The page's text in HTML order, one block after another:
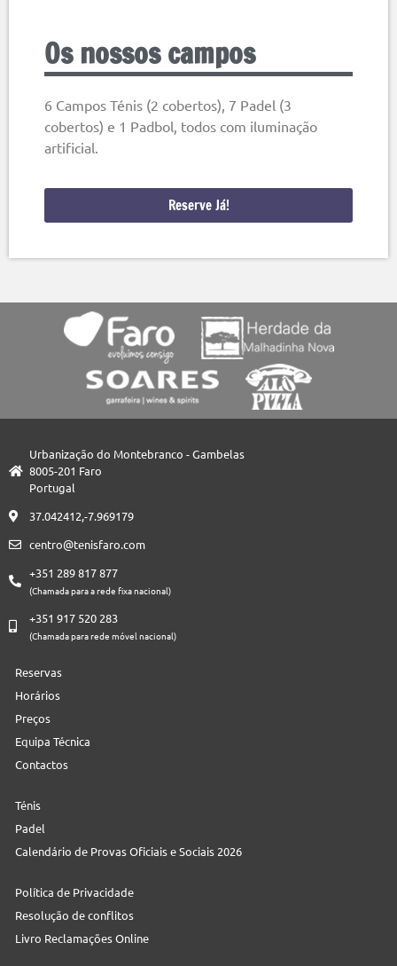
Os nossos campos
6 Campos Ténis (2 cobertos), 7 Padel (3
cobertos) e 1 Padbol, todos com iluminação
artificial.
Reserve Já!
Urbanização do Montebranco - Gambelas
8005-201 Faro
Portugal
37.042412,-7.969179
centro@tenisfaro.com
+351 289 817 877
(Chamada para a rede fixa nacional)
+351 917 520 283
(Chamada para rede móvel nacional)
Reservas
Horários
Preços
Equipa Técnica
Contactos
Ténis
Padel
Calendário de Provas Oficiais e Sociais 2026
Política de Privacidade
Resolução de conflitos
Livro Reclamações Online